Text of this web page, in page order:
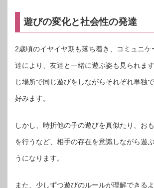
遊びの変化と社会性の発達
2歳頃のイヤイヤ期も落ち着き、コミュニケ
達により、友達と一緒に遊ぶ姿も見られま
じ場所で同じ遊びをしながらそれぞれ単独
好みます。
しかし、時折他の子の遊びを真似たり、お
を行うなど、相手の存在を意識しながら遊
うになります。
また、少しずつ遊びのルールが理解できる